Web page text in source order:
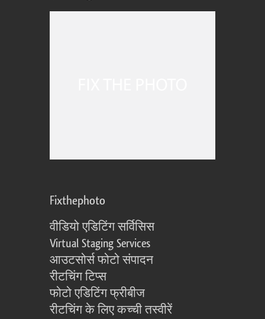
Fixthephoto
वीडियो एडिटिंग सर्विसिस
Virtual Staging Services
आउटसोर्स फोटो संपादन
रीटचिंग टिप्स
फोटो एडिटिंग फ्रीबीज
रीटचिंग के लिए कच्ची तस्वीरें